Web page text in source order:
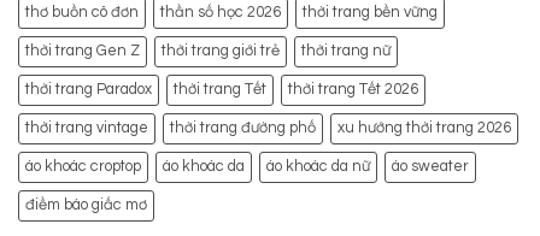
thơ buồn cô đơn thần số học 2026 thời trang bền vững
thời trang Gen Z thời trang giới trẻ thời trang nữ
thời trang Paradox thời trang Tết thời trang Tết 2026
thời trang vintage thời trang đường phố xu hướng thời trang 2026
áo khoác croptop áo khoác da áo khoác da nữ áo sweater
điềm báo giấc mơ